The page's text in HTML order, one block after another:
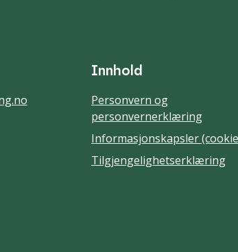
Innhold
Personvern og
personvernerklæring
Informasjonskapsler
Tilgjengelighetserklæring